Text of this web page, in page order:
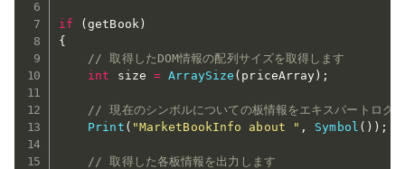
if (getBook )
{
// 取得したDOM情報の配列サイズを取得します
int size = ArraySize ( priceArray) ;
// 現在のシンボルについての板情報をエキスパートログ
Print ( "MarketBookInfo about " , Symbol ( ) ) ;
// 取得した各板情報を出力します